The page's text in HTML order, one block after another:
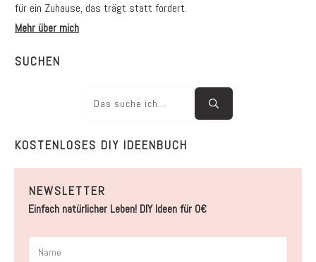
für ein Zuhause, das trägt statt fordert.
Mehr über mich
SUCHEN
KOSTENLOSES DIY IDEENBUCH
NEWSLETTER
Einfach natürlicher Leben! DIY Ideen für 0€